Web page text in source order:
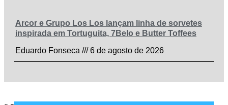
Arcor e Grupo Los Los lançam linha de sorvetes
inspirada em Tortuguita, 7Belo e Butter Toffees
Eduardo Fonseca
6 de agosto de 2026